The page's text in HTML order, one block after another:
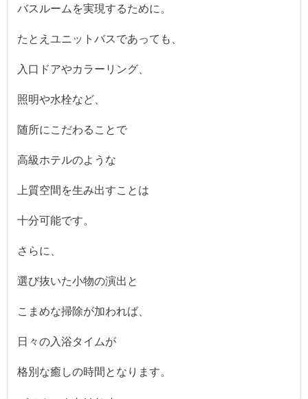
バスルームを実現するために。
たとえユニットバスであっても、
入口ドアやカラーリング、
照明や水栓など、
随所にこだわることで
高級ホテルのような
上質空間を生み出すことは
十分可能です。
さらに、
選び抜いた小物の演出と
こまめな掃除が加われば、
日々の入浴タイムが
格別な癒しの時間となります。